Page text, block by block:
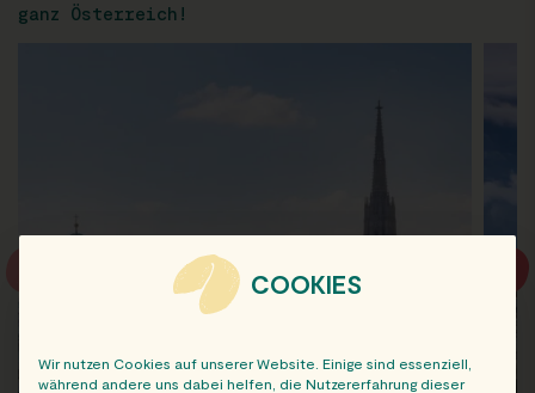
ganz Österreich!
COOKIES
Wir nutzen Cookies auf unserer Website. Einige sind essenziell,
während andere uns dabei helfen, die Nutzererfahrung dieser